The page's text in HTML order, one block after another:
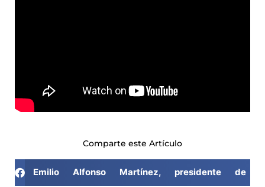
Comparte este Artículo
Emilio Alfonso Martínez, presidente